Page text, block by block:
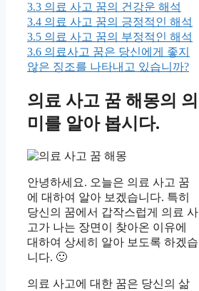
3.3 의료 사고 꿈의 건강운 해석
3.4 의료 사고 꿈의 긍정적인 해석
3.5 의료 사고 꿈의 부정적인 해석
3.6 의료사고 꿈은 당신에게 좋지
않은 징조를 나타내고 있습니까?
의료 사고 꿈 해몽의 의
미를 알아 봅시다.
안녕하세요. 오늘은 의료 사고 꿈
에 대하여 알아 보겠습니다. 특히
당신의 꿈에서 갑작스럽게 의료 사
고가 나는 장면이 찾아온 이유에
대하여 상세히 알아 보도록 하겠습
니다. 🙂
의료 사고에 대한 꿈은 당신의 삶